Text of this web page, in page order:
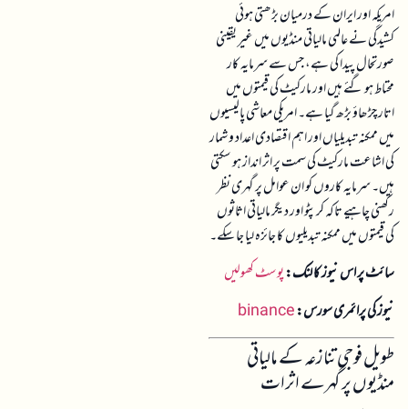
امریکہ اور ایران کے درمیان بڑھتی ہوئی
کشیدگی نے عالمی مالیاتی منڈیوں میں غیر یقینی
صورتحال پیدا کی ہے، جس سے سرمایہ کار
محتاط ہو گئے ہیں اور مارکیٹ کی قیمتوں میں
اتار چڑھاؤ بڑھ گیا ہے۔ امریکی معاشی پالیسیوں
میں ممکنہ تبدیلیاں اور اہم اقتصادی اعداد و شمار
کی اشاعت مارکیٹ کی سمت پر اثر انداز ہو سکتی
ہیں۔ سرمایہ کاروں کو ان عوامل پر گہری نظر
رکھنی چاہیے تاکہ کرپٹو اور دیگر مالیاتی اثاثوں
کی قیمتوں میں ممکنہ تبدیلیوں کا جائزہ لیا جا سکے۔
سائٹ پر اس نیوز کا لنک:پوسٹ کھولیں
نیوز کی پرائمری سورس:binance
طویل فوجی تنازعہ کے مالیاتی
منڈیوں پر گہرے اثرات